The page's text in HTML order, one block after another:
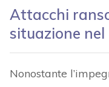
Attacchi
situazione nel
Nonostante